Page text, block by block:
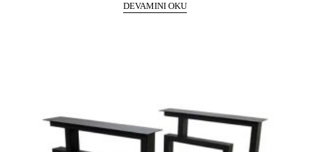
DEVAMINI OKU